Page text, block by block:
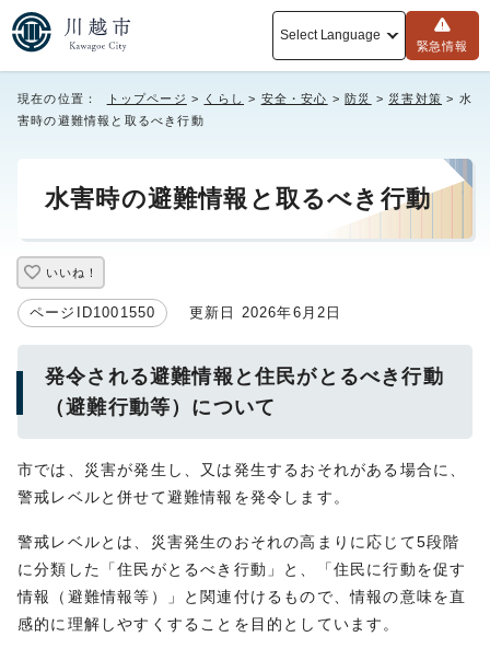
Select Language
緊急情報
現在の位置： トップページ > くらし > 安全・安心 >防災 > 災害対策 > 水
害時の避難情報と取るべき行動
水害時の避難情報と取るべき行動
いいね！
ページID1001550 更新日 2026年6月2日
発令される避難情報と住民がとるべき行動
（避難行動等）について
市では、災害が発生し、又は発生するおそれがある場合に、
警戒レベルと併せて避難情報を発令します。
警戒レベルとは、災害発生のおそれの高まりに応じて5段階
に分類した「住民がとるべき行動」と、「住民に行動を促す
情報（避難情報等）」と関連付けるもので、情報の意味を直
感的に理解しやすくすることを目的としています。